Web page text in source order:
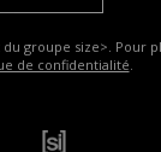
groupe size>. Pour
de confidentialité.